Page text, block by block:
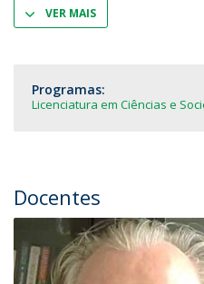
VER MAIS
Programas:
Licenciatura em Ciências e
Docentes